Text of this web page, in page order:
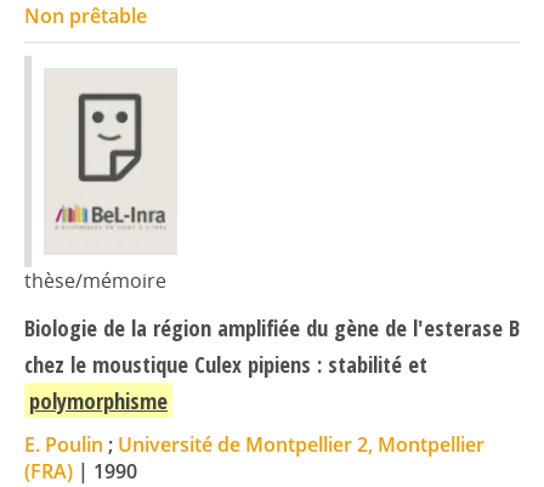
Non prêtable
thèse/mémoire
Biologie de la région amplifiée du gène de l'esterase B
chez le moustique Culex pipiens : stabilité et
polymorphisme
E. Poulin ; Université de Montpellier 2, Montpellier
(FRA) | 1990